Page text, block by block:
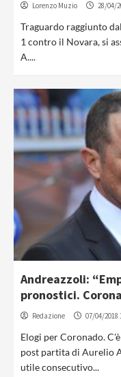
Lorenzo Muzio 28/04/
Traguardo raggiunto
1 contro il Novara, si
A....
Andreazzoli:
pronostici.
Redazione 07/04/2018
Elogi per Coronado.
post partita di Aurelio
utile consecutivo...